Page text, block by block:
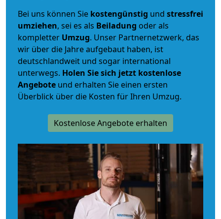
Bei uns können Sie kostengünstig und stressfrei
umziehen, sei es als Beiladung oder als
kompletter Umzug. Unser Partnernetzwerk, das
wir über die Jahre aufgebaut haben, ist
deutschlandweit und sogar international
unterwegs. Holen Sie sich jetzt kostenlose
Angebote und erhalten Sie einen ersten
Überblick über die Kosten für Ihren Umzug.
Kostenlose Angebote erhalten